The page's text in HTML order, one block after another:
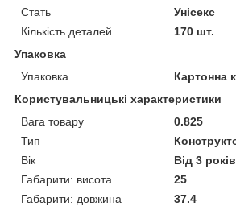
Стать
Унісекс
Кількість деталей
170 шт.
Упаковка
Упаковка
Картонна
Користувальницькі характеристики
Вага товару
0.825
Тип
Вік
Від 3 років
Габарити: висота
25
Габарити: довжина
37.4